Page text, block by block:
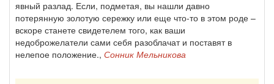
явный разлад. Если, подметая, вы нашли давно
потерянную золотую сережку или еще что-то в этом роде –
вскоре станете свидетелем того, как ваши
недоброжелатели сами себя разоблачат и поставят в
нелепое положение., Сонник Мельникова